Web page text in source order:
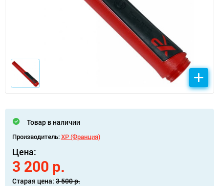
Товар в наличии
Производитель:XP (Франция)
Цена:
3 200 р.
Старая цена: 3 500 р.